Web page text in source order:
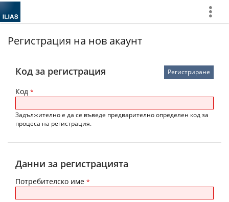
Регистрация на нов акаунт
Код за регистрация
Код *
Задължително е да се въведе предварително определен код за
процеса на регистрация.
Данни за регистрацията
Потребителско име *